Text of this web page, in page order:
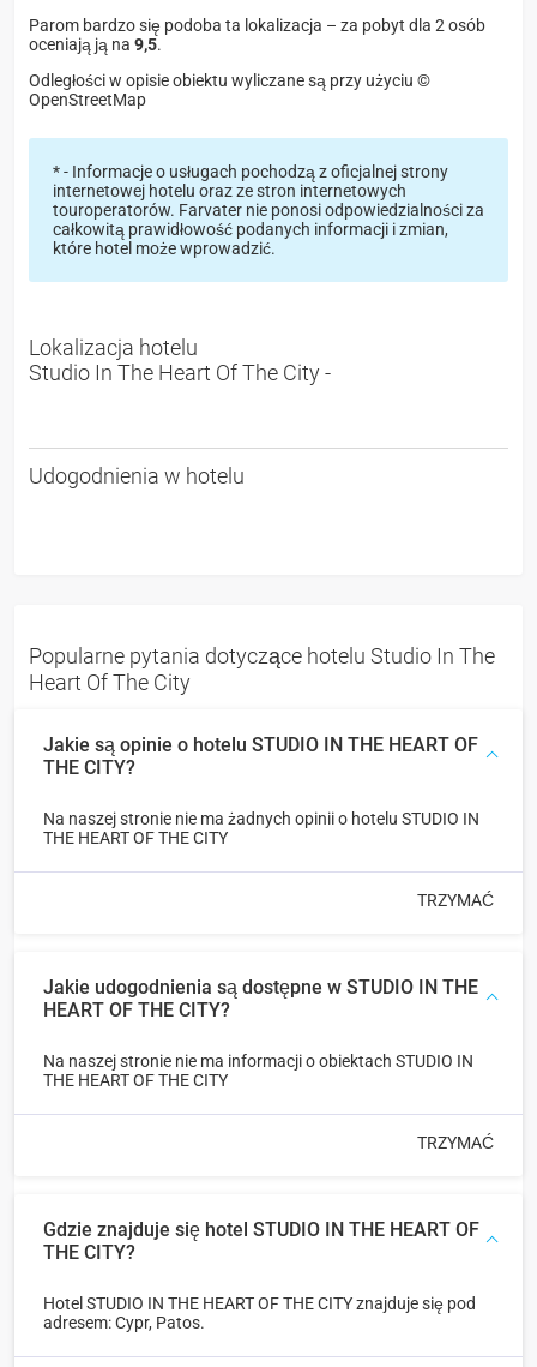
Parom bardzo się podoba ta lokalizacja – za pobyt dla 2 osób
oceniają ją na 9,5.
Odległości w opisie obiektu wyliczane są przy użyciu ©
OpenStreetMap
* - Informacje o usługach pochodzą z oficjalnej strony
internetowej hotelu oraz ze stron internetowych
touroperatorów. Farvater nie ponosi odpowiedzialności za
całkowitą prawidłowość podanych informacji i zmian,
które hotel może wprowadzić.
Lokalizacja hotelu
Studio In The Heart Of The City -
Udogodnienia w hotelu
Popularne pytania dotyczące hotelu Studio In The
Heart Of The City
Jakie są opinie o hotelu STUDIO IN THE HEART OF
THE CITY?
Na naszej stronie nie ma żadnych opinii o hotelu STUDIO IN
THE HEART OF THE CITY
TRZYMAĆ
Jakie udogodnienia są dostępne w STUDIO IN THE
HEART OF THE CITY?
Na naszej stronie nie ma informacji o obiektach STUDIO IN
THE HEART OF THE CITY
TRZYMAĆ
Gdzie znajduje się hotel STUDIO IN THE HEART OF
THE CITY?
Hotel STUDIO IN THE HEART OF THE CITY znajduje się pod
adresem: Cypr, Patos.